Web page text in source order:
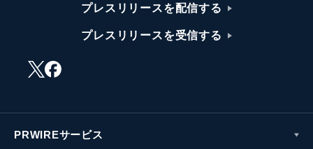
プレスリリースを配信する
プレスリリースを受信する
PRWIREサービス